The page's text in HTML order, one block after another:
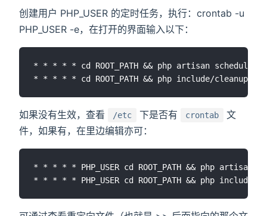
创建用户 PHP_USER 的定时任务，执行：crontab -u
PHP_USER -e，在打开的界面输入以下：
* * * * * cd ROOT_PATH && php artisan
如果没有生效，查看 /etc 下是否有 crontab
文
件，如果有，在里边编辑亦可：
* * * * * PHP_USER cd ROOT_PATH && php artisan